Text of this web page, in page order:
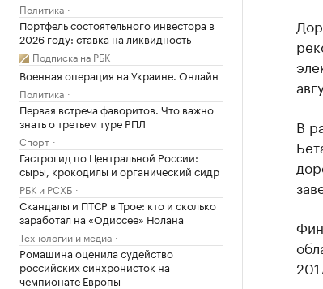
Политика
Портфель состоятельного инвестора в
2026 году: ставка на ликвидность
Подписка на РБК
Военная операция на Украине. Онлайн
Политика
Первая встреча фаворитов. Что важно
знать о третьем туре РПЛ
Спорт
Гастрогид по Центральной России:
сыры, крокодилы и органический сидр
РБК и РСХБ
Скандалы и ПТСР в Трое: кто и сколько
заработал на «Одиссее» Нолана
Технологии и медиа
Ромашина оценила судейство
российских синхронисток на
чемпионате Европы
В